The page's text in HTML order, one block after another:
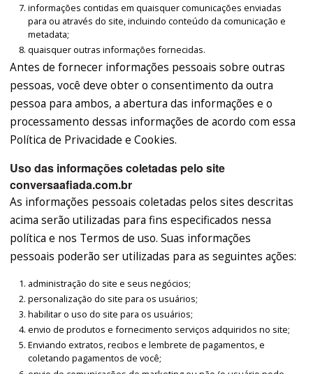
informações contidas em quaisquer comunicações enviadas
para ou através do site, incluindo conteúdo da comunicação e
metadata;
quaisquer outras informações fornecidas.
Antes de fornecer informações pessoais sobre outras
pessoas, você deve obter o consentimento da outra
pessoa para ambos, a abertura das informações e o
processamento dessas informações de acordo com essa
Política de Privacidade e Cookies.
Uso das informações coletadas pelo site
conversaafiada.com.br
As informações pessoais coletadas pelos sites descritas
acima serão utilizadas para fins especificados nessa
política e nos Termos de uso. Suas informações
pessoais poderão ser utilizadas para as seguintes ações:
administração do site e seus negócios;
personalização do site para os usuários;
habilitar o uso do site para os usuários;
envio de produtos e fornecimento serviços adquiridos no site;
Enviando extratos, recibos e lembrete de pagamentos, e
coletando pagamentos de você;